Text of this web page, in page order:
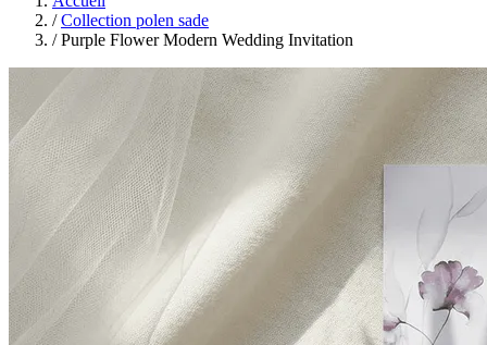
/ Collection polen sade
/ Purple Flower Modern Wedding Invitation